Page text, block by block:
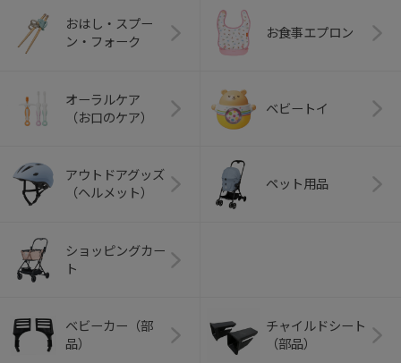
おはし・スプー
ン・フォーク
お食事エプロン
オーラルケア
（お口のケア）
ベビートイ
アウトドアグッズ
（ヘルメット）
ペット用品
ショッピングカー
ト
ベビーカー（部
品）
チャイルドシート
（部品）